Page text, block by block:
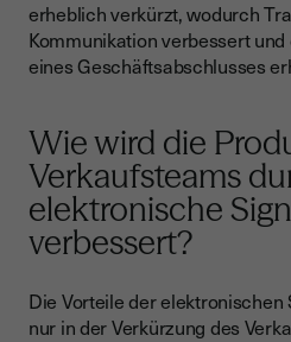
erheblich verkürzt, wodurch
Kommunikation verbessert
eines Geschäftsabschlusses
Wie wird die
Verkaufsteams
elektronische
verbessert?
Die Vorteile der
nur in der Verkürzung des